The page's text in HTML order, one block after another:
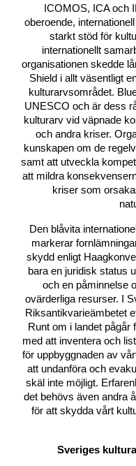
ICOMOS, ICA och
oberoende,
starkt stöd för
internationellt
organisationen skedde
Shield i allt väsentligt
kulturarvsområdet.
UNESCO och är dess
kulturarv vid väpnade
och andra kriser.
kunskapen om de
samt att utveckla
att mildra
kriser som
Den blåvita
markerar
skydd enligt
bara en juridisk status
och en påminnelse
ovärderliga resurser. I
Riksantikvarieämbetet
Runt om i landet pågår
med att inventera och
för uppbyggnaden av
att undanföra och
skäl inte möjligt.
det behövs även andra
för att skydda vårt
Sveriges